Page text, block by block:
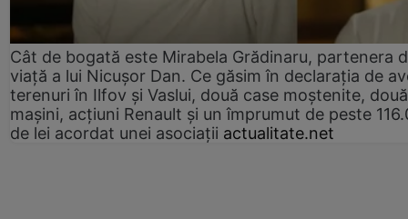
Cât de bogată este Mirabela Grădinaru, partenera
viață a lui Nicușor Dan. Ce găsim în declarația de
terenuri în Ilfov și Vaslui, două case moștenite, două
mașini, acțiuni Renault și un împrumut de peste
de lei acordat unei asociații actualitate.net